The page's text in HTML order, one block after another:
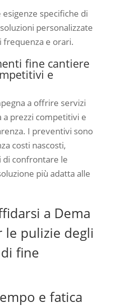
esigenze specifiche di
personalizzate
frequenza e orari.
fine cantiere
e
a offrire servizi
a prezzi competitivi e
I preventivi sono
costi nascosti,
confrontare le
più adatta alle
a Dema
le pulizie degli
fine
e fatica